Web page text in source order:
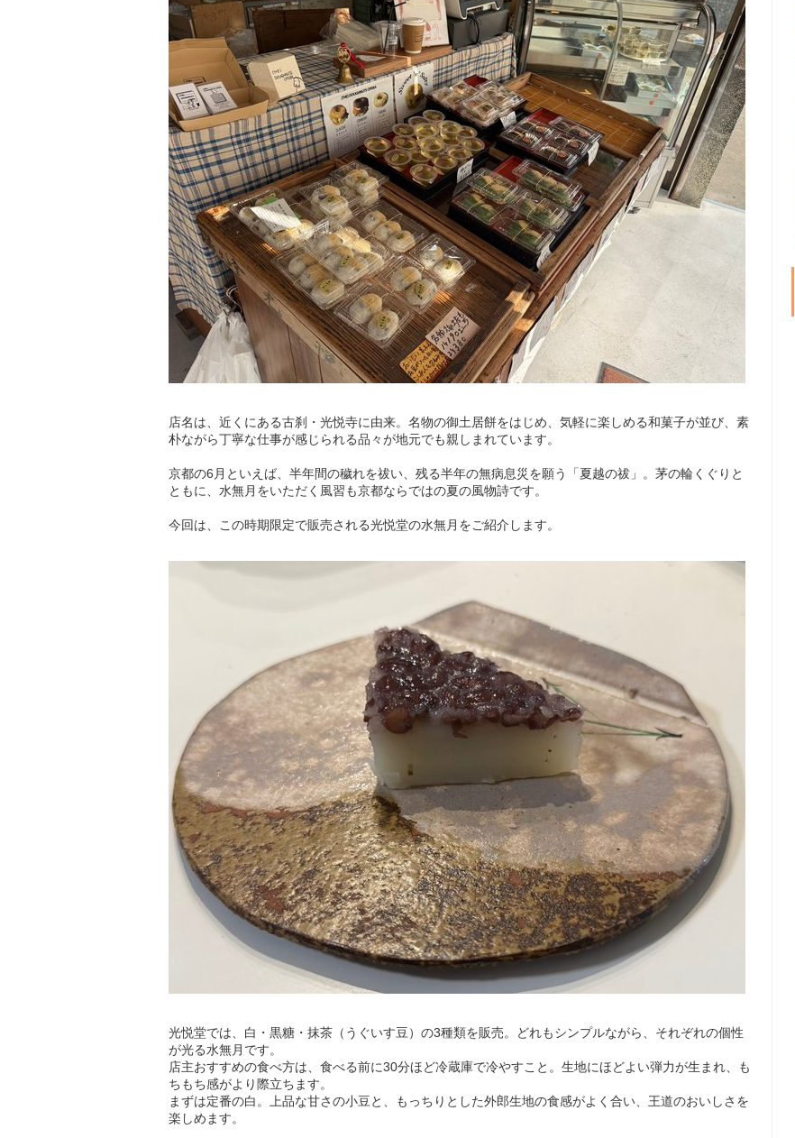
店名は、近くにある古刹・光悦寺に由来。名物の御土居餅をはじめ、気軽に楽しめる和菓子が並び、素
朴ながら丁寧な仕事が感じられる品々が地元でも親しまれています。
京都の6月といえば、半年間の穢れを祓い、残る半年の無病息災を願う「夏越の祓」。茅の輪くぐりと
ともに、水無月をいただく風習も京都ならではの夏の風物詩です。
今回は、この時期限定で販売される光悦堂の水無月をご紹介します。
光悦堂では、白・黒糖・抹茶（うぐいす豆）の3種類を販売。どれもシンプルながら、それぞれの個性
が光る水無月です。
店主おすすめの食べ方は、食べる前に30分ほど冷蔵庫で冷やすこと。生地にほどよい弾力が生まれ、も
ちもち感がより際立ちます。
まずは定番の白。上品な甘さの小豆と、もっちりとした外郎生地の食感がよく合い、王道のおいしさを
楽しめます。